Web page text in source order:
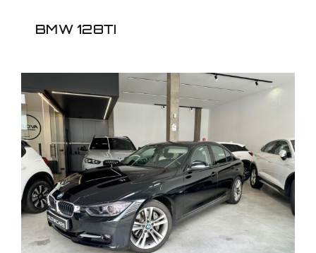
BMW 128TI
BMW 335I BERLINA